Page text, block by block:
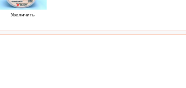
Увеличить